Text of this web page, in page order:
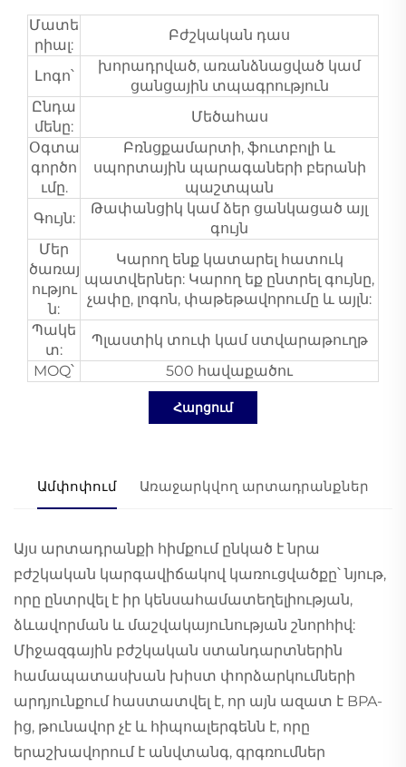
Մատե
րիալ:
Բժշկական դաս
Լոգո՝
խորադրված, առանձնացված կամ
ցանցային տպագրություն
Ընդա
մենը:
Մեծահաս
Օգտա
գործո
ւմը.
Բռնցքամարտի, ֆուտբոլի և
սպորտային պարագաների բերանի
պաշտպան
Գույն:
Թափանցիկ կամ ձեր ցանկացած այլ
գույն
Մեր
ծառայ
ությու
ն:
Կարող ենք կատարել հատուկ
պատվերներ: Կարող եք ընտրել գույնը,
չափը, լոգոն, փաթեթավորումը և այլն:
Պակե
տ:
Պլաստիկ տուփ կամ ստվարաթուղթ
MOQ՝
500 հավաքածու
Հարցում
Ամփոփում Առաջարկվող արտադրանքներ
Այս արտադրանքի հիմքում ընկած է նրա
բժշկական կարգավիճակով կառուցվածքը՝ նյութ,
որը ընտրվել է իր կենսահամատեղելիության,
ձևավորման և մաշվակայունության շնորհիվ:
Միջազգային բժշկական ստանդարտներին
համապատասխան խիստ փորձարկումների
արդյունքում հաստատվել է, որ այն ազատ է BPA-
ից, թունավոր չէ և հիպոալերգենն է, որը
երաշխավորում է անվտանգ, գրգռումներ